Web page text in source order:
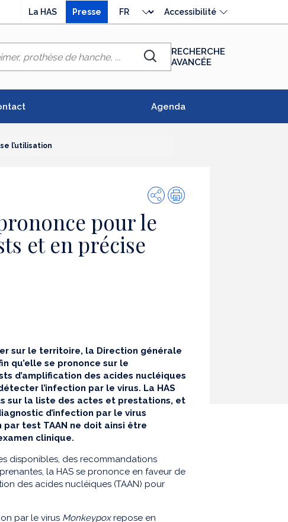
La HAS Presse
langue
Accessibilité
Chercher
RECHERCHE
AVANCÉE
Agenda
l’utilisation
PartagerImpression
pour le
et en précise
sur le territoire, la Direction générale
qu’elle se prononce sur le
d’amplification des acides nucléiques
l’infection par le virus. La HAS
sur la liste des actes et prestations, et
d’infection par le virus
test TAAN ne doit ainsi être
clinique.
disponibles, des recommandations
la HAS se prononce en faveur de
des acides nucléiques (TAAN) pour
par le virus Monkeypoxrepose en